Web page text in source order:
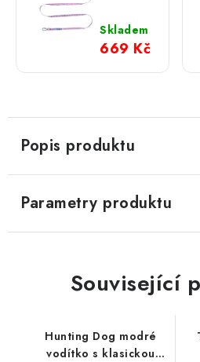
Trail
Quest
Rachel
Pohl
Skladem
669 Kč
Popis produktu
Parametry produktu
Související
Hunting Dog modré
vodítko s klasickou